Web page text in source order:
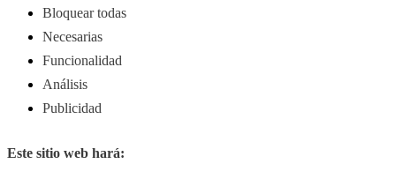
Bloquear todas
Necesarias
Funcionalidad
Análisis
Publicidad
Este sitio web hará: